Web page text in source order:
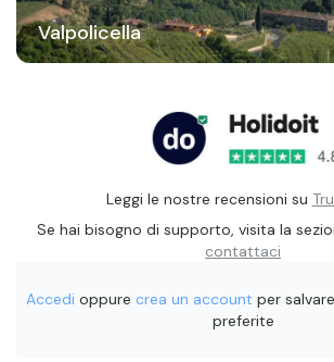
Valpolicella
Leggi le nostre recensioni su
Se hai bisogno di supporto, visita la
contattaci
Accedi oppure crea un account per
preferite